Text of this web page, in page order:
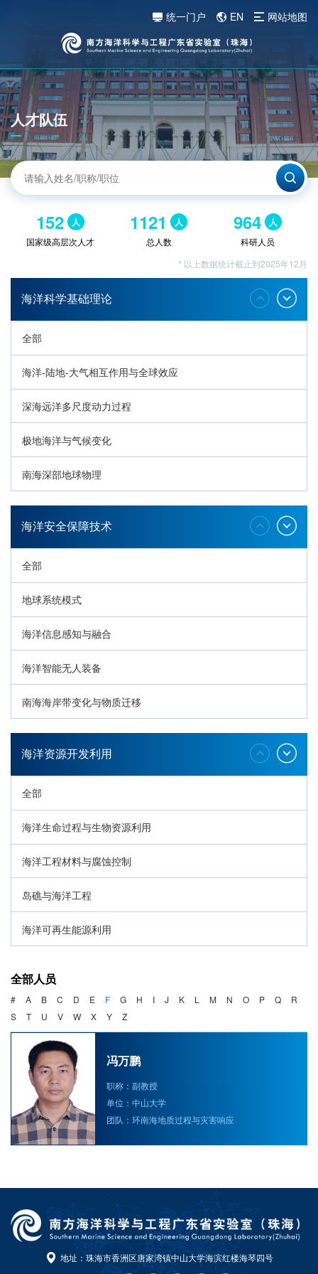
统一门户 EN 网站地图
人才队伍
152 人
国家级高层次人才
1121 人
总人数
964 人
科研人员
* 以上数据统计截止到2025年12月
海洋科学基础理论
全部
海洋-陆地-大气相互作用与全球效应
深海远洋多尺度动力过程
极地海洋与气候变化
南海深部地球物理
深海生命与生态过程
海洋安全保障技术
全部
地球系统模式
海洋信息感知与融合
海洋智能无人装备
南海海岸带变化与物质迁移
环南海地质过程与灾害响应
海洋资源开发利用
全部
海洋生命过程与生物资源利用
海洋工程材料与腐蚀控制
岛礁与海洋工程
海洋可再生能源利用
海洋产业与政策
海洋可持续发展
全部人员
# A B C D E F G H I J K L M N O P Q
R
S
T U V W X Y Z
冯万鹏
职称：副教授
单位：中山大学
团队：环南海地质过程与灾害响应
地址：珠海市香洲区唐家湾镇中山大学海滨红楼海琴四号